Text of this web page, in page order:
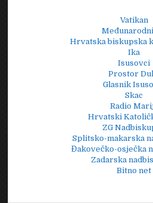
Vatikan
Hrvatska biskupska
Ika
Isusovci
Prostor
Glasnik
Skac
Radio
Hrvatski
ZG
Splitsko-makarska
Đakovečko-osječka
Zadarska
Bitno net